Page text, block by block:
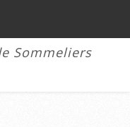
Sommeliers